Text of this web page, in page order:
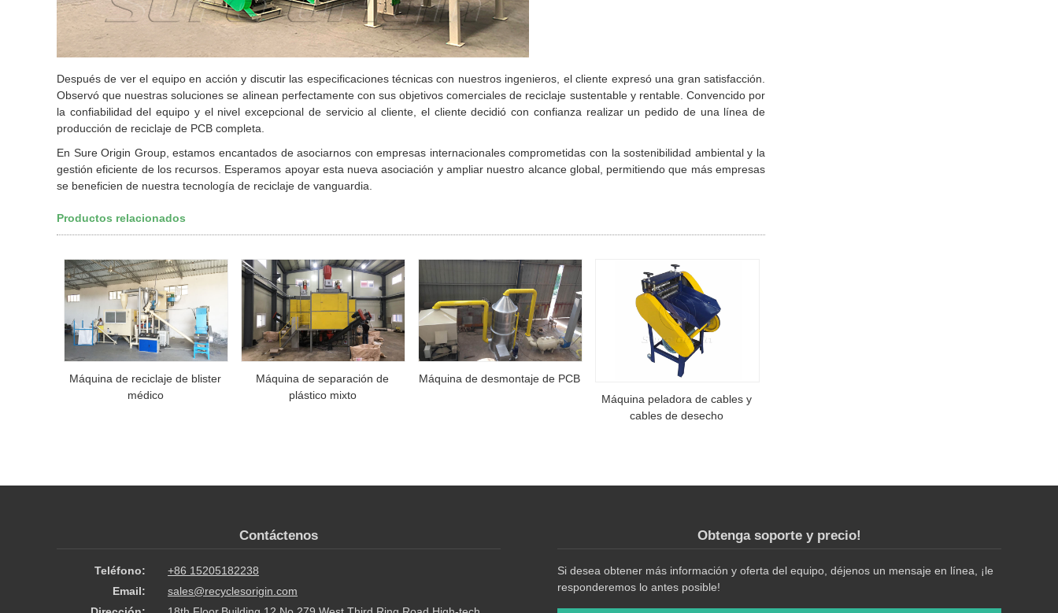
Después de ver el equipo en acción y discutir las especificaciones técnicas con nuestros ingenieros, el cliente expresó una gran satisfacción.
Observó que nuestras soluciones se alinean perfectamente con sus objetivos comerciales de reciclaje sustentable y rentable. Convencido por
la confiabilidad del equipo y el nivel excepcional de servicio al cliente, el cliente decidió con confianza realizar un pedido de una línea de
producción de reciclaje de PCB completa.
En Sure Origin Group, estamos encantados de asociarnos con empresas internacionales comprometidas con la sostenibilidad ambiental y la
gestión eficiente de los recursos. Esperamos apoyar esta nueva asociación y ampliar nuestro alcance global, permitiendo que más empresas
se beneficien de nuestra tecnología de reciclaje de vanguardia.
Productos relacionados
Máquina de reciclaje de blister
médico
Máquina de separación de
plástico mixto
Máquina de desmontaje de PCB
Máquina peladora de cables y
cables de desecho
Contáctenos
Teléfono:
+86 15205182238
Email:
sales@recyclesorigin.com
Obtenga soporte y precio!
Si desea obtener más información y oferta del equipo, déjenos un mensaje en línea, ¡le
responderemos lo antes posible!